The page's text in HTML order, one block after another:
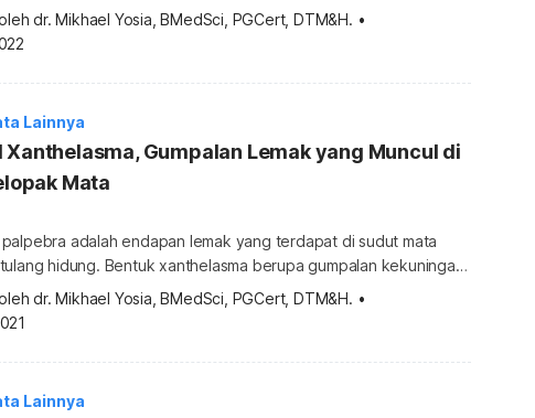
fungsi menangkap cahaya dan memprosesnya menjadi
ke otak sehingga mata dapat melihat objek. Di dalam
Kedua sel ini disebut […]
dr. Mikhael Yosia, BMedSci, PGCert, DTM&H. •
Lainnya
Xanthelasma, Gumpalan Lemak yang Muncul di
Mata
adalah endapan lemak yang terdapat di sudut mata
hidung. Bentuk xanthelasma berupa gumpalan kekuningan
jelas dan melebar hingga ke sekitar kelopak atas dan
kondisi ini berkaitan dengan kolesterol tinggi dan
berbahaya dan […]
dr. Mikhael Yosia, BMedSci, PGCert, DTM&H. •
Lainnya